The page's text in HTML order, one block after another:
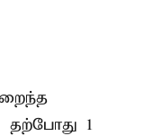
தற்போது 1